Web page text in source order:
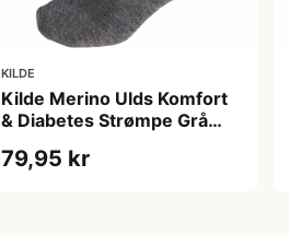
KILDE
Kilde Merino Ulds Komfort
& Diabetes Strømpe Grå
79,95 kr